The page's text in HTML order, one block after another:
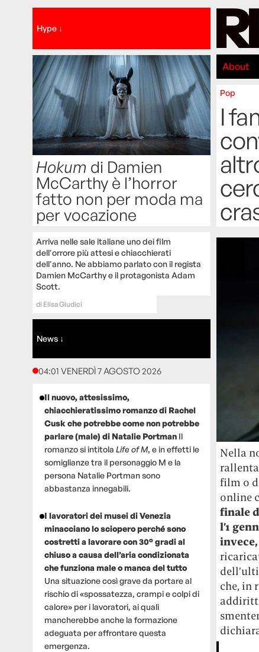
Hype ↓
Hokum di Damien
McCarthy è l’horror
fatto non per moda ma
per vocazione
Arriva nelle sale italiane uno dei film
dell'orrore più attesi e chiacchierati
dell'anno. Ne abbiamo parlato con il regista
Damien McCarthy e il protagonista Adam
Scott.
di Elisa Giudici
News ↓
04:01 VENERDÌ 7 AGOSTO 2026
Il nuovo, attesissimo,
chiacchieratissimo romanzo di Rachel
Cusk che potrebbe come non potrebbe
parlare (male) di Natalie Portman Il
romanzo si intitola Life of M, e in effetti le
somiglianze tra il personaggio M e la
persona Natalie Portman sono
abbastanza innegabili.
I lavoratori dei musei di Venezia
minacciano lo sciopero perché sono
costretti a lavorare con 30° gradi al
chiuso a causa dell’aria condizionata
che funziona male o manca del tutto
Una situazione così grave da portare al
rischio di «spossatezza, crampi e colpi di
calore» per i lavoratori, ai quali
mancherebbe anche la formazione
adeguata per affrontare questa
emergenza.
About
Pop
I
Nella
film o
online
finale
l’1
che, in